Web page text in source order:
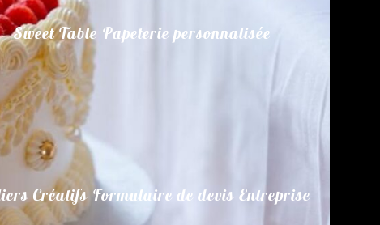
Sweet Table Papeterie personnalisée
Créatifs Formulaire de devis Entreprise